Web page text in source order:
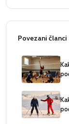
Povezani članci